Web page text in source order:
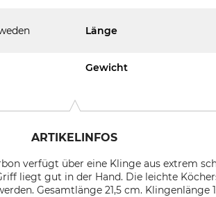
Länge
Gewicht
ARTIKELINFOS
verfügt über eine Klinge aus extrem
liegt gut in der Hand. Die leichte
Gesamtlänge 21,5 cm. Klingenlänge